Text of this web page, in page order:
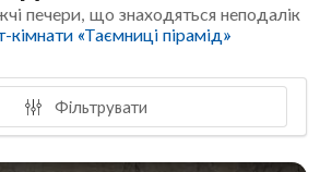
печери, що знаходяться неподалік
кімнати «Таємниці пірамід»
Фільтрувати